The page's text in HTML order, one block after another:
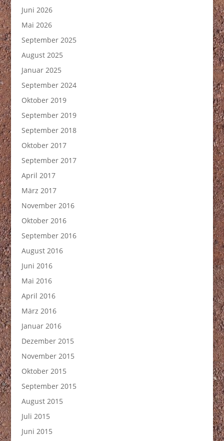
Juni 2026
Mai 2026
September 2025
August 2025
Januar 2025
September 2024
Oktober 2019
September 2019
September 2018
Oktober 2017
September 2017
April 2017
März 2017
November 2016
Oktober 2016
September 2016
August 2016
Juni 2016
Mai 2016
April 2016
März 2016
Januar 2016
Dezember 2015
November 2015
Oktober 2015
September 2015
August 2015
Juli 2015
Juni 2015